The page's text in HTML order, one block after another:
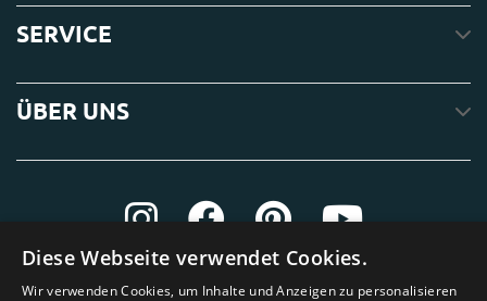
SERVICE
ÜBER UNS
Diese Webseite verwendet Cookies.
Wir verwenden Cookies, um Inhalte und Anzeigen zu personalisieren